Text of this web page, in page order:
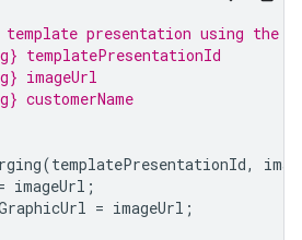
presentation using the
templatePresentationId
imageUrl
customerName
(templatePresentationId,
imageUrl ;
= imageUrl ;